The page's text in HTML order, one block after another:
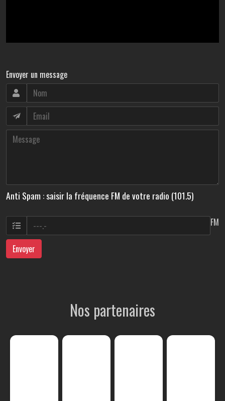
Envoyer un message
Anti Spam : saisir la fréquence FM de votre radio (101.5)
FM
Envoyer
Nos partenaires